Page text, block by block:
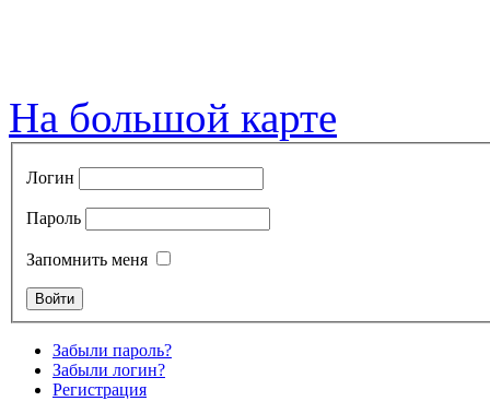
На большой карте
Логин
Пароль
Запомнить меня
Забыли пароль?
Забыли логин?
Регистрация